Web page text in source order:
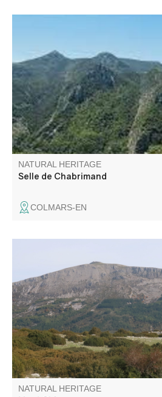
trouve le rocher de Chabrimand.
NATURAL HERITAGE
Selle de Chabrimand
COLMARS-EN
Le mont Chiran (1 905 m), second
du Verdon, offre un panorama
Sud à la Provence, jusqu’à la
clair, le Canigou. Un belvédère
de grands horizons.
NATURAL HERITAGE